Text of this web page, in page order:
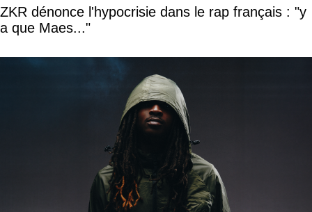
ZKR dénonce l'hypocrisie dans le rap français : "y
a que Maes..."